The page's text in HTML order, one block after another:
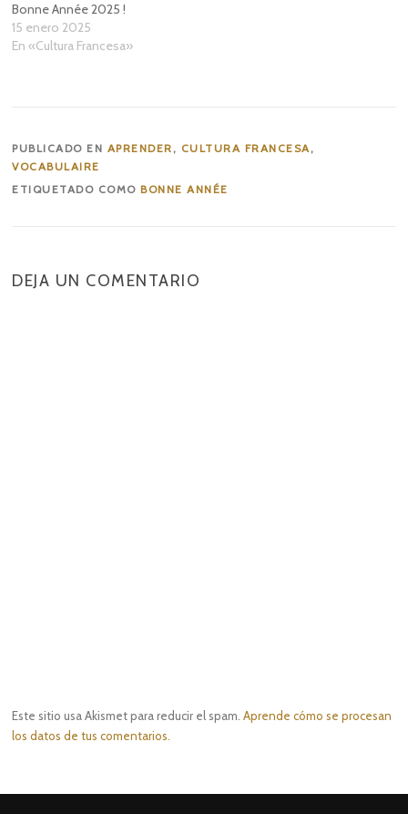
Bonne Année 2025 !
15 enero 2025
En «Cultura Francesa»
PUBLICADO EN APRENDER , CULTURA FRANCESA ,
VOCABULAIRE
ETIQUETADO COMOBONNE ANNÉE
DEJA UN COMENTARIO
Este sitio usa Akismet para reducir el spam.Aprende cómo se procesan
los datos de tus comentarios.